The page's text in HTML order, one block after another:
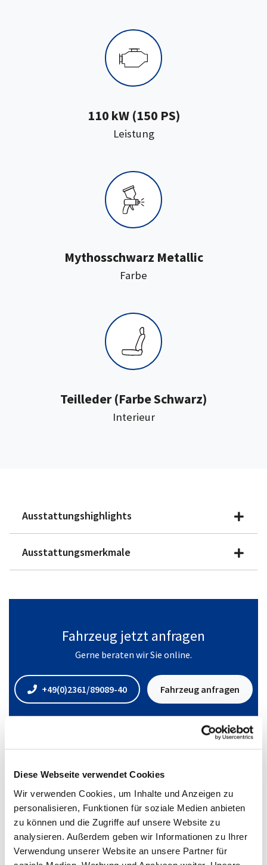
Diese Webseite verwendet Cookies
Wir verwenden Cookies, um Inhalte und Anzeigen zu
personalisieren, Funktionen für soziale Medien anbieten
zu können und die Zugriffe auf unsere Website zu
analysieren. Außerdem geben wir Informationen zu Ihrer
Verwendung unserer Website an unsere Partner für
Leistung:
110 kW (150 PS)
Farbe
Mythosschwarz Metallic
Interieur
Teilleder:(Farbe Schwarz)
Ausstattungshighlights
Ausstattungsmerkmale
Fahrzeug jetzt anfragen
Gerne beraten wir Sie online.
+49(0)2361/89089-40 Fahrzeug anfragen
Standort